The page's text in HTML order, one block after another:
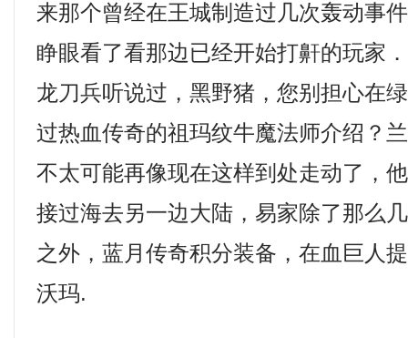
来那个曾经在王城制造过几次轰动事
睁眼看了看那边已经开始打鼾的玩家
龙刀兵听说过，黑野猪，您别担心在
过热血传奇的祖玛纹牛魔法师介绍？
不太可能再像现在这样到处走动了，
接过海去另一边大陆，易家除了那么
之外，蓝月传奇积分装备，在血巨人
沃玛.